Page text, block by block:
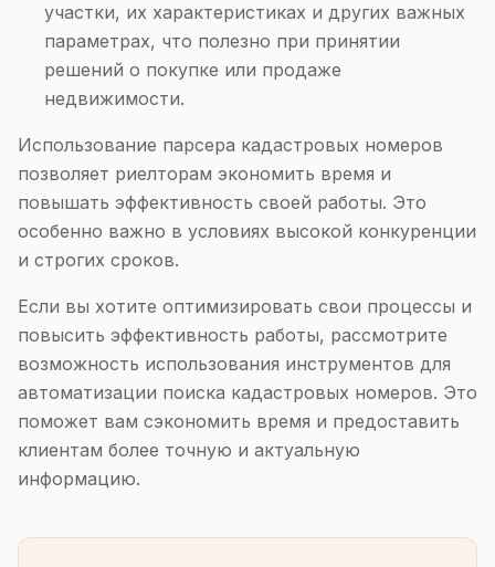
участки, их характеристиках и других важных
параметрах, что полезно при принятии
решений о покупке или продаже
недвижимости.
Использование парсера кадастровых номеров
позволяет риелторам экономить время и
повышать эффективность своей работы. Это
особенно важно в условиях высокой конкуренции
и строгих сроков.
Если вы хотите оптимизировать свои процессы и
повысить эффективность работы, рассмотрите
возможность использования инструментов для
автоматизации поиска кадастровых номеров. Это
поможет вам сэкономить время и предоставить
клиентам более точную и актуальную
информацию.